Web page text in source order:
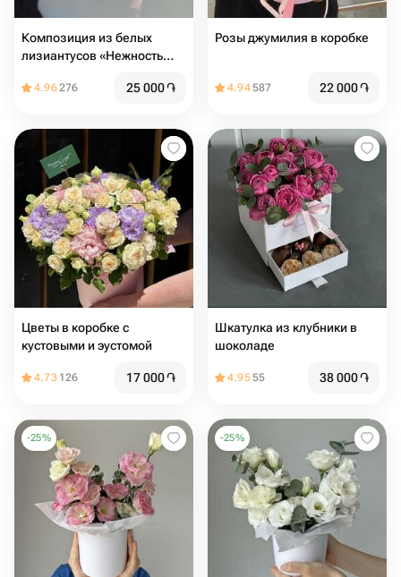
Композиция из белых
лизиантусов «Нежность
4.96276 25 000֏
Розы джумилия в коробке
4.94587 22 000֏
Цветы в коробке с
кустовыми и эустомой
4.73 126 17 000֏
Шкатулка из клубники в
шоколаде
4.9555 38 000֏
-25% -25%